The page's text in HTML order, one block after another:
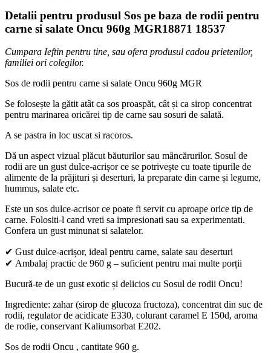
Detalii pentru produsul Sos pe baza de rodii pentru
carne si salate Oncu 960g MGR18871 18537
Cumpara Ieftin pentru tine, sau ofera produsul cadou prietenilor,
familiei ori colegilor.
Sos de rodii pentru carne si salate Oncu 960g MGR
Se folosește la gătit atât ca sos proaspăt, cât și ca sirop concentrat
pentru marinarea oricărei tip de carne sau sosuri de salată.
A se pastra in loc uscat si racoros.
Dă un aspect vizual plăcut băuturilor sau mâncărurilor. Sosul de
rodii are un gust dulce-acrișor ce se potrivește cu toate tipurile de
alimente de la prăjituri și deserturi, la preparate din carne și legume,
hummus, salate etc.
Este un sos dulce-acrisor ce poate fi servit cu aproape orice tip de
carne. Folositi-l cand vreti sa impresionati sau sa experimentati.
Confera un gust minunat si salatelor.
✔ Gust dulce-acrișor, ideal pentru carne, salate sau deserturi
✔ Ambalaj practic de 960 g – suficient pentru mai multe porții
Bucură-te de un gust exotic și delicios cu Sosul de rodii Oncu!
Ingrediente: zahar (sirop de glucoza fructoza), concentrat din suc de
rodii, regulator de acidicate E330, colurant caramel E 150d, aroma
de rodie, conservant Kaliumsorbat E202.
Sos de rodii Oncu , cantitate 960 g.